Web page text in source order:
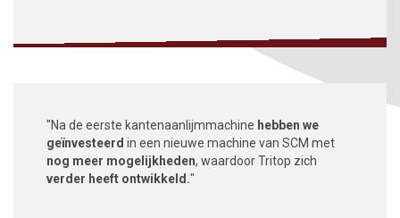
"Na de eerste kantenaanlijmmachine hebben we
geïnvesteerd in een nieuwe machine van SCM met
nog meer mogelijkheden, waardoor Tritop zich
verder heeft ontwikkeld."